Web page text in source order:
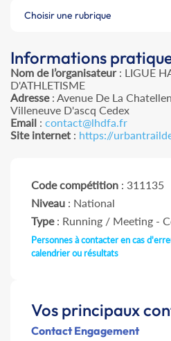
Choisir une rubrique
Informations
Nom de l’organisateur: LIGUE
D'ATHLETISME
Adresse: Avenue De La
Villeneuve D'ascq Cedex
Email : contact@lhdfa.fr
Site internet : https://
Code compétition : 311135
Niveau : National
Type: Running / Meeting -
Personnes à contacter en cas
calendrier ou résultats
Vos principaux
Contact Engagement